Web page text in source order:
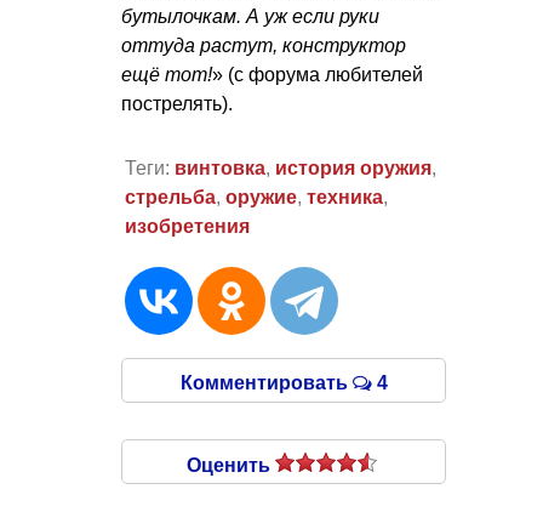
бутылочкам. А уж если руки
оттуда растут, конструктор
ещё тот!» (с форума любителей
пострелять).
Теги: винтовка, история оружия,
стрельба, оружие, техника,
изобретения
Комментировать 4
Оценить